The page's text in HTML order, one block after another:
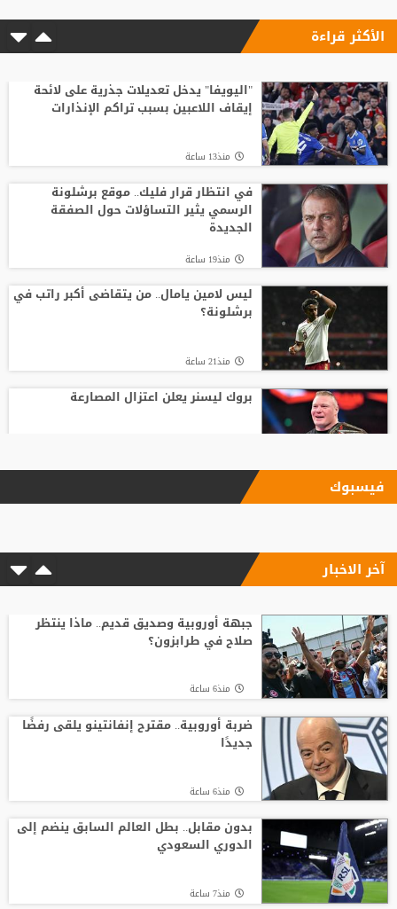
الأكثر قراءة
"اليويفا" يدخل تعديلات جذرية على لائحة
إيقاف اللاعبين بسبب تراكم الإنذارات
منذ13 ساعة
في انتظار قرار فليك.. موقع برشلونة
الرسمي يثير التساؤلات حول الصفقة
الجديدة
منذ19 ساعة
ليس لامين يامال.. من يتقاضى أكبر راتب في
برشلونة؟
منذ21 ساعة
بروك ليسنر يعلن اعتزال المصارعة
بأرقام استثنائية.. هل يكون كوبارسي
الأردن
بعد حسم صفقة صلاح.. طرابزون سبور يكثف
ضغطه لضم نجم الهلال
من الأهلي السعودي للبريميرليج.. يايسله
يقود نيوكاسل رسميًا
فيسبوك
آخر الاخبار
جبهة أوروبية وصديق قديم.. ماذا ينتظر
صلاح في طرابزون؟
منذ6 ساعة
ضربة أوروبية.. مقترح إنفانتينو يلقى رفضًا
جديدًا
منذ6 ساعة
بدون مقابل.. بطل العالم السابق ينضم إلى
الدوري السعودي
منذ7 ساعة